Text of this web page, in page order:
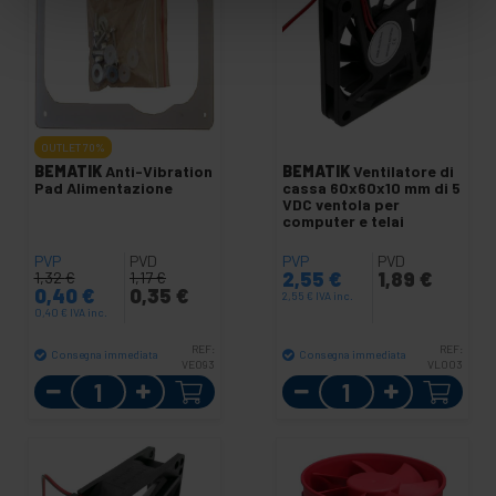
OUTLET 70%
BEMATIK Anti-Vibration
Pad Alimentazione
PVP
1,32€
0,40 €
0,40 € IVA inc.
PVD
1,17€
0,35 €
Consegna immediata
REF:
VE093
Quantità
BEMATIK Ventilatore di
cassa 60x60x10 mm di 5
VDC ventola per
computer e telai
PVP
2,55 €
2,55 € IVA inc.
PVD
1,89 €
Consegna immediata
REF:
VL003
Quantità